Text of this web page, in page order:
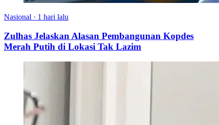
Nasional · 1 hari lalu
Zulhas Jelaskan Alasan Pembangunan Kopdes
Merah Putih di Lokasi Tak Lazim